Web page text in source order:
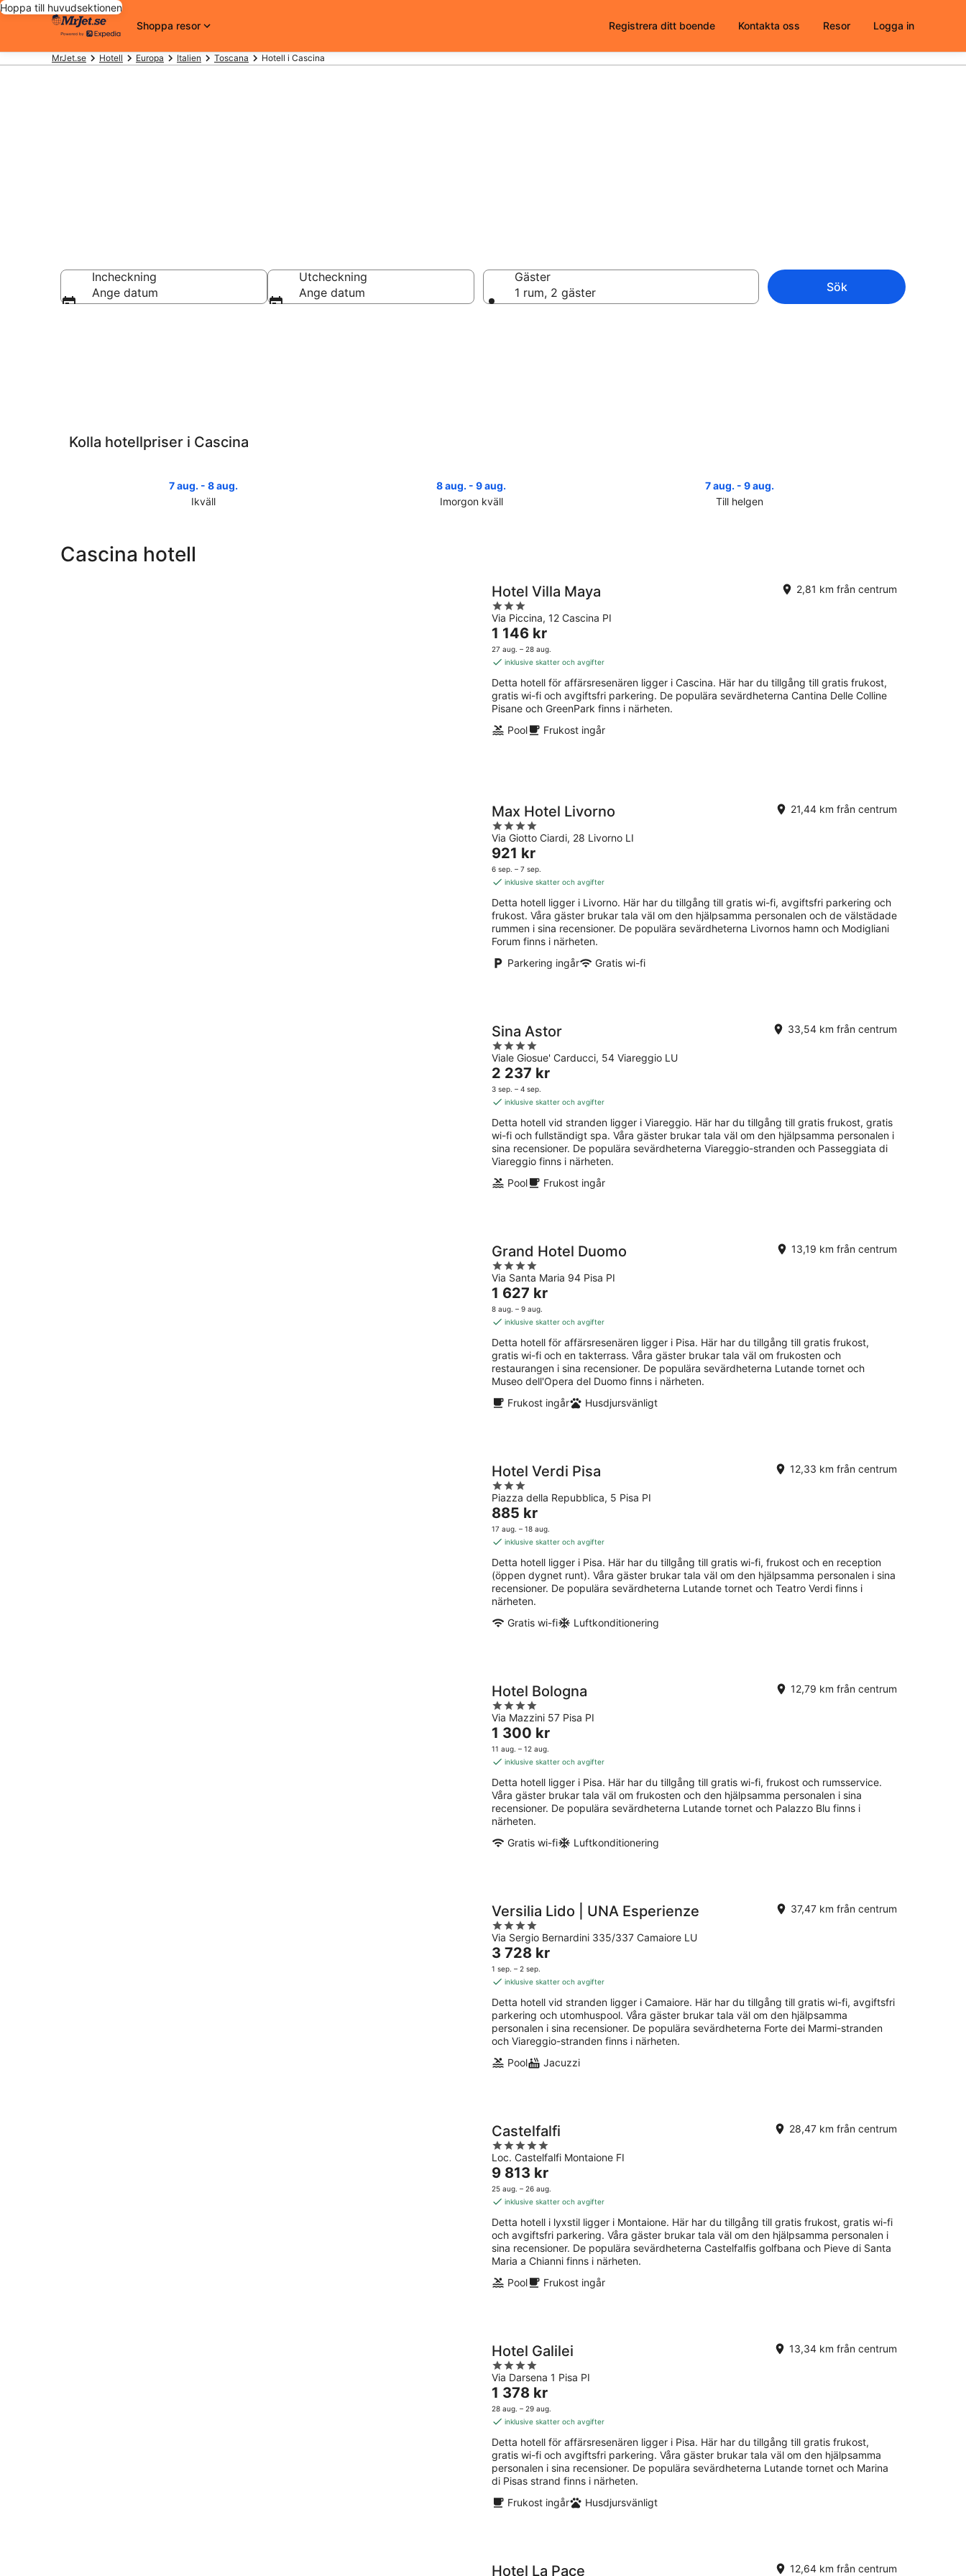
Hoppa till huvudsektionen
Shoppa resor
Registrera ditt boende Kontakta oss Resor Logga in
MrJet.se Hotell Europa Italien Toscana Hotell i Cascina
Incheckning
Ange datum
Utcheckning
Ange datum
Gäster
1 rum, 2 gäster
Sök
Kolla hotellpriser i Cascina
7 aug. - 8 aug.
Ikväll
Cascina
8 aug. - 9 aug.
Imorgon kväll
7 aug. - 9 aug.
Till helgen
Cascina hotell
Hotel Villa Maya
3
out
of
5
Via Piccina, 12 Cascina PI
2,81 km från centrum
Priset
är
1 146 kr
natt
1 146 kr
27 aug. – 28 aug.
inklusive skatter och avgifter
Detta hotell för affärsresenären ligger i Cascina. Här har du tillgång till gratis frukost,
gratis wi-fi och avgiftsfri parkering. De populära sevärdheterna Cantina Delle Colline
Pisane och GreenPark finns i närheten.
Pool
Frukost ingår
Max Hotel Livorno
4
out
of
5
Via Giotto Ciardi, 28 Livorno LI
21,44 km från centrum
Priset
är
921 kr
natt
921 kr
6 sep. – 7 sep.
inklusive skatter och avgifter
Detta hotell ligger i Livorno. Här har du tillgång till gratis wi-fi, avgiftsfri parkering och
frukost. Våra gäster brukar tala väl om den hjälpsamma personalen och de välstädade
rummen i sina recensioner. De populära sevärdheterna Livornos hamn och Modigliani
Forum finns i närheten.
Parkering ingår
Gratis wi-fi
Sina Astor
4
out
of
5
Viale Giosue' Carducci, 54 Viareggio LU
33,54 km från centrum
Priset
är
2 237 kr
natt
2 237 kr
3 sep. – 4 sep.
inklusive skatter och avgifter
Detta hotell vid stranden ligger i Viareggio. Här har du tillgång till gratis frukost, gratis
wi-fi och fullständigt spa. Våra gäster brukar tala väl om den hjälpsamma personalen i
sina recensioner. De populära sevärdheterna Viareggio-stranden och Passeggiata di
Viareggio finns i närheten.
Pool
Frukost ingår
Grand Hotel Duomo
4
out
of
5
Via Santa Maria 94 Pisa PI
13,19 km från centrum
Priset
är
1 627 kr
natt
1 627 kr
8 aug. – 9 aug.
inklusive skatter och avgifter
Detta hotell för affärsresenären ligger i Pisa. Här har du tillgång till gratis frukost,
gratis wi-fi och en takterrass. Våra gäster brukar tala väl om frukosten och
restaurangen i sina recensioner. De populära sevärdheterna Lutande tornet och
Museo dell'Opera del Duomo finns i närheten.
Frukost ingår
Husdjursvänligt
Hotel Verdi Pisa
3
out
of
5
Piazza della Repubblica, 5 Pisa PI
12,33 km från centrum
Priset
är
885 kr
natt
885 kr
17 aug. – 18 aug.
inklusive skatter och avgifter
Detta hotell ligger i Pisa. Här har du tillgång till gratis wi-fi, frukost och en reception
(öppen dygnet runt). Våra gäster brukar tala väl om den hjälpsamma personalen i sina
recensioner. De populära sevärdheterna Lutande tornet och Teatro Verdi finns i
närheten.
Gratis wi-fi
Luftkonditionering
Hotel Bologna
4
out
of
5
Via Mazzini 57 Pisa PI
12,79 km från centrum
Priset
är
1 300 kr
natt
1 300 kr
11 aug. – 12 aug.
inklusive skatter och avgifter
Detta hotell ligger i Pisa. Här har du tillgång till gratis wi-fi, frukost och rumsservice.
Våra gäster brukar tala väl om frukosten och den hjälpsamma personalen i sina
recensioner. De populära sevärdheterna Lutande tornet och Palazzo Blu finns i
närheten.
Gratis wi-fi
Luftkonditionering
Versilia Lido | UNA Esperienze
4
out
of
5
Via Sergio Bernardini 335/337 Camaiore LU
37,47 km från centrum
Priset
är
3 728 kr
natt
3 728 kr
1 sep. – 2 sep.
inklusive skatter och avgifter
Detta hotell vid stranden ligger i Camaiore. Här har du tillgång till gratis wi-fi, avgiftsfri
parkering och utomhuspool. Våra gäster brukar tala väl om den hjälpsamma
personalen i sina recensioner. De populära sevärdheterna Forte dei Marmi-stranden
och Viareggio-stranden finns i närheten.
Pool
Jacuzzi
Castelfalfi
5
out
of
5
Loc. Castelfalfi Montaione FI
28,47 km från centrum
Priset
är
9 813 kr
natt
9 813 kr
25 aug. – 26 aug.
inklusive skatter och avgifter
Detta hotell i lyxstil ligger i Montaione. Här har du tillgång till gratis frukost, gratis wi-fi
och avgiftsfri parkering. Våra gäster brukar tala väl om den hjälpsamma personalen i
sina recensioner. De populära sevärdheterna Castelfalfis golfbana och Pieve di Santa
Maria a Chianni finns i närheten.
Pool
Frukost ingår
Hotel Galilei
4
out
of
5
Via Darsena 1 Pisa PI
13,34 km från centrum
Priset
är
1 378 kr
natt
1 378 kr
28 aug. – 29 aug.
inklusive skatter och avgifter
Detta hotell för affärsresenären ligger i Pisa. Här har du tillgång till gratis frukost,
gratis wi-fi och avgiftsfri parkering. Våra gäster brukar tala väl om den hjälpsamma
personalen i sina recensioner. De populära sevärdheterna Lutande tornet och Marina
di Pisas strand finns i närheten.
Frukost ingår
Husdjursvänligt
Hotel La Pace 12,64 km från centrum